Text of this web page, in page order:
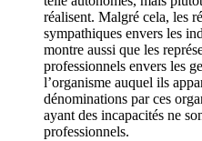
réalisent. Malgré cela, les
sympathiques envers les
montre aussi que les
professionnels envers les
l’organisme auquel ils
dénominations par ces
ayant des incapacités ne
professionnels.